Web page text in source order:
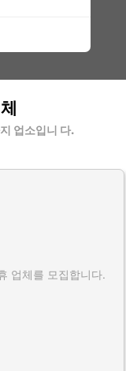
업소입니 다.
업체를 모집합니다.